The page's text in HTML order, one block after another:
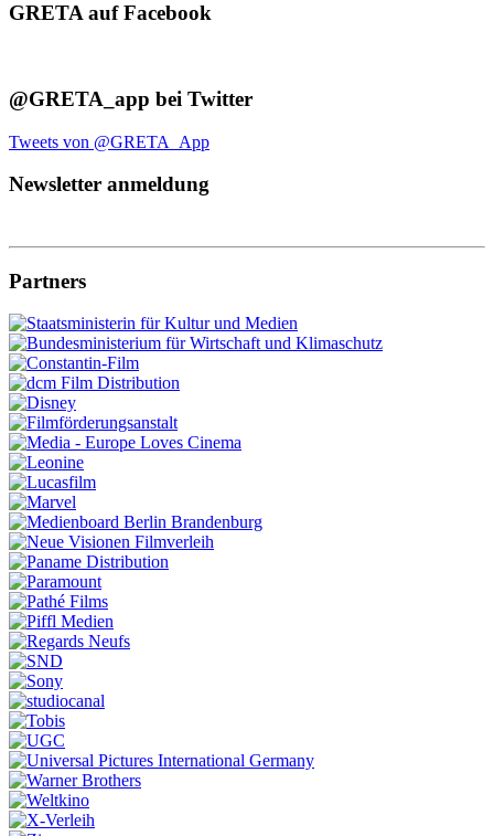
GRETA auf Facebook
@GRETA_app bei Twitter
Tweets von @GRETA_App
Newsletter anmeldung
Partners